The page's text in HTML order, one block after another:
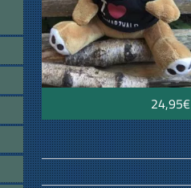
24,95€